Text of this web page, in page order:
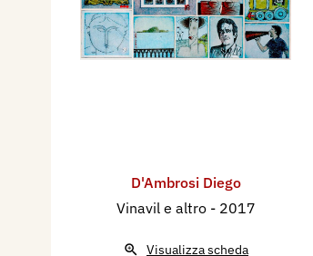
D'Ambrosi Diego
Vinavil e altro - 2017
Visualizza scheda